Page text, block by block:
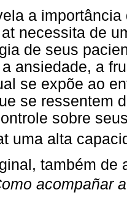
a
necessita de
de seus
ansiedade, a
se expõe ao
se ressentem
sobre
uma alta
também de
acompañar